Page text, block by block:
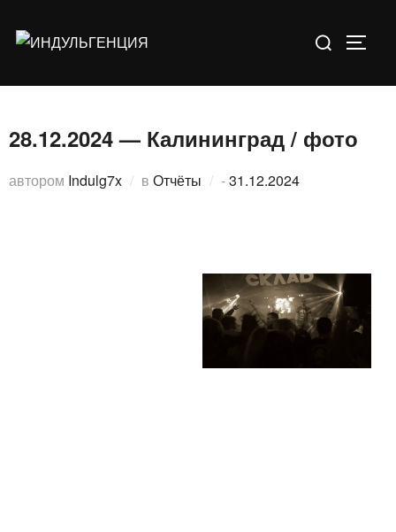
28.12.2024 — Калининград / фото
автором Indulg7x в Отчёты -Опубликовано
31.12.2024